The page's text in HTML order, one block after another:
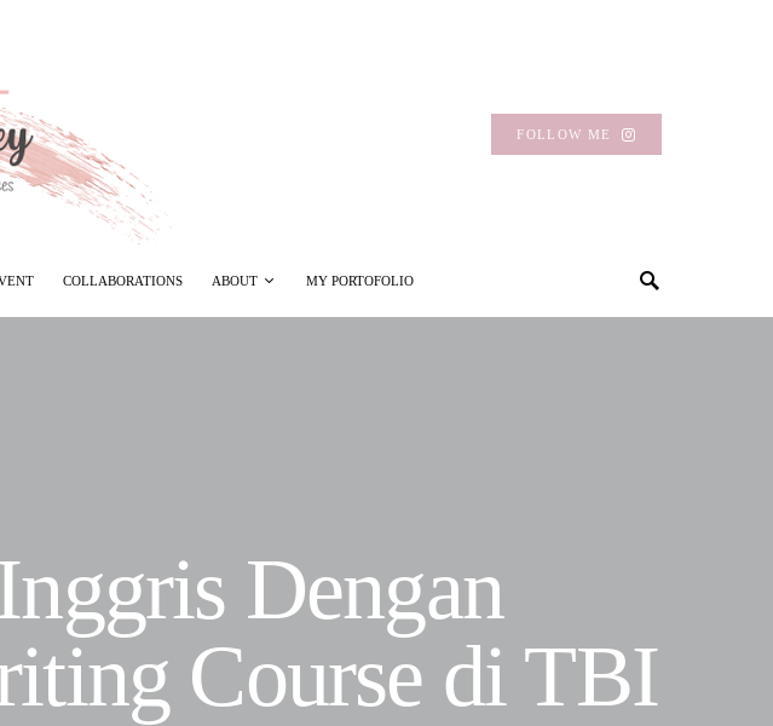
FOLLOW ME
COLLABORATIONS ABOUT MY PORTOFOLIO
Dengan
Course di TBI